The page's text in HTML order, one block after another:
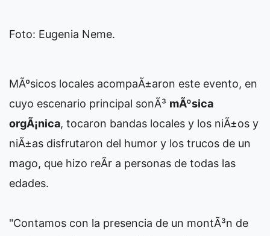
Foto: Eugenia Neme.
MÃºsicos locales acompaÃ±aron este evento, en
cuyo escenario principal sonÃ³ mÃºsica
orgÃ¡nica, tocaron bandas locales y los niÃ±os y
niÃ±as disfrutaron del humor y los trucos de un
mago, que hizo reÃ­r a personas de todas las
edades.
"Contamos con la presencia de un montÃ³n de